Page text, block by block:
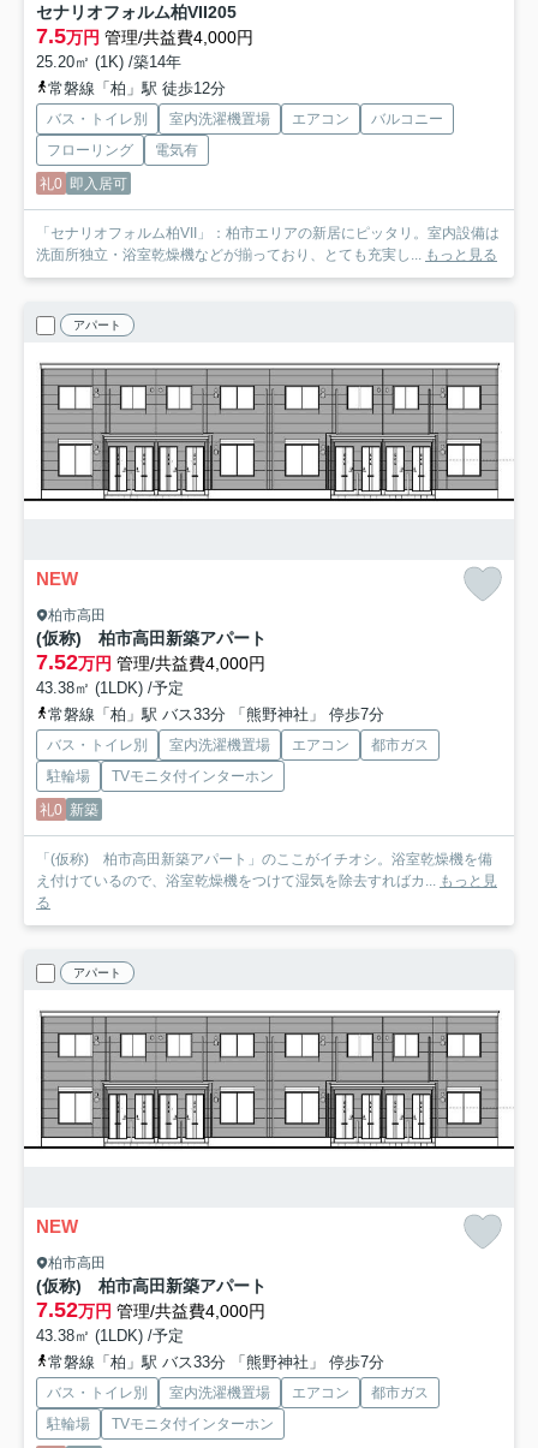
セナリオフォルム柏VII205
7.5万円 管理/共益費4,000円
25.20㎡ (1K) /築14年
常磐線「柏」駅 徒歩12分
バス・トイレ別 室内洗濯機置場 エアコン
バルコニー
フローリング
電気有
礼0 即入居可
「セナリオフォルム柏VII」：柏市エリアの新居にピッタリ。室内設備は
洗面所独立・浴室乾燥機などが揃っており、とても充実し... もっと見る
アパート
NEW
柏市高田
(仮称) 柏市高田新築アパート
7.52万円 管理/共益費4,000円
43.38㎡ (1LDK) /予定
常磐線「柏」駅 バス33分 「熊野神社」 停歩7分
バス・トイレ別 室内洗濯機置場 エアコン
都市ガス
駐輪場
TVモニタ付インターホン
礼0 新築
「(仮称) 柏市高田新築アパート」のここがイチオシ。浴室乾燥機を備
え付けているので、浴室乾燥機をつけて湿気を除去すればカ... もっと見
る
アパート
NEW
柏市高田
(仮称) 柏市高田新築アパート
7.52万円 管理/共益費4,000円
43.38㎡ (1LDK) /予定
常磐線「柏」駅 バス33分 「熊野神社」 停歩7分
バス・トイレ別 室内洗濯機置場 エアコン
都市ガス
駐輪場
TVモニタ付インターホン